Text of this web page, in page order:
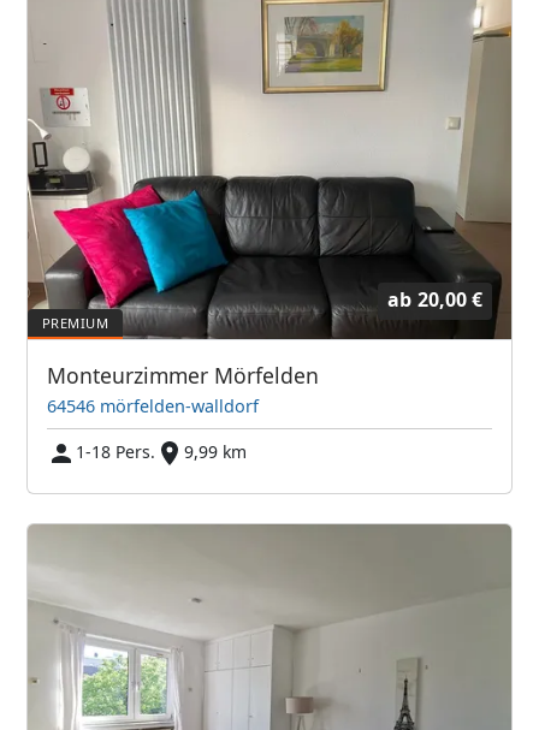
ab 20,00 €
Monteurzimmer Mörfelden
64546 mörfelden-walldorf
1-18 Pers.
9,99 km